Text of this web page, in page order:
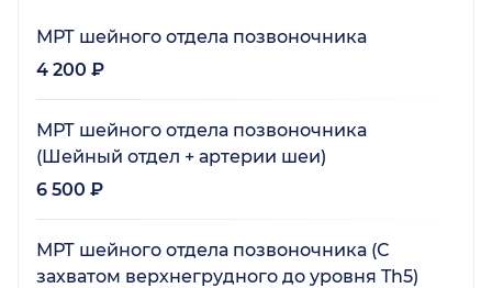
МРТ шейного отдела позвоночника
4 200 ₽
МРТ шейного отдела позвоночника
(Шейный отдел + артерии шеи)
6 500 ₽
МРТ шейного отдела позвоночника (С
захватом верхнегрудного до уровня Th5)